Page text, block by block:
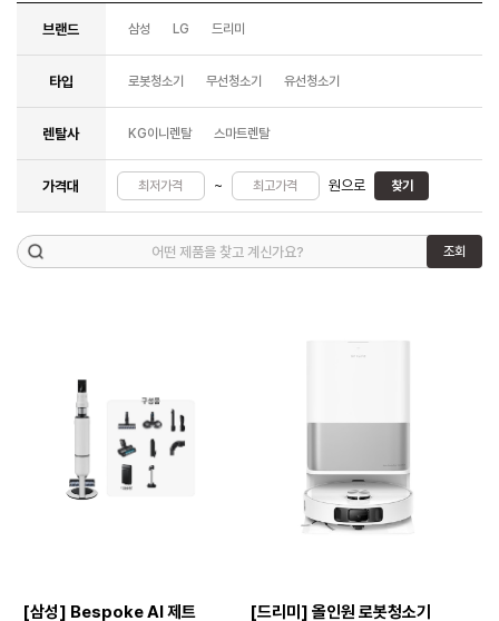
브랜드 삼성 LG 드리미
타입 로봇청소기 무선청소기 유선청소기
렌탈사 KG이니렌탈 스마트렌탈
가격대 ~ 원으로 찾기
조회
[삼성] Bespoke AI 제트
[드리미] 올인원 로봇청소기